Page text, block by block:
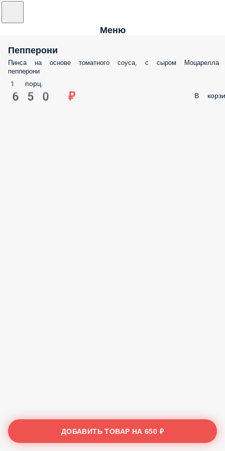
Меню
Пепперони
Пинса на основе томатного соуса, с сыром Моцарелла
пепперони
1 порц.
650 ₽ В
ДОБАВИТЬ ТОВАР НА650 ₽